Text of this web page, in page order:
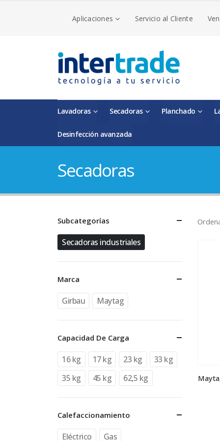
Aplicaciones Servicio al Cliente
Lavadoras Secadoras Planchado
Desinfección avanzada
Secadoras
Subcategorías
Secadoras industriales
Marca
Girbau Maytag
Capacidad De Carga
16 kg 17 kg 23 kg
33 kg
35 kg
45 kg 62,5 kg
Calefaccionamiento
Eléctrico Gas